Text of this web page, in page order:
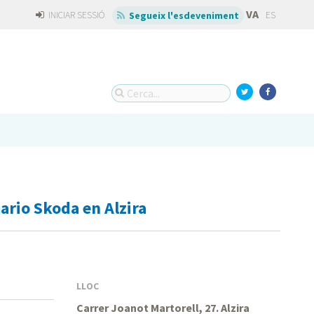
INICIAR SESSIÓ Segueix l'esdeveniment VA ES
Skoda en Alzira
LLOC
Carrer Joanot Martorell, 27. Alzira